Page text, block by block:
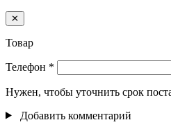
✕
Товар
Телефон *
Нужен, чтобы уточнить срок
Добавить комментарий